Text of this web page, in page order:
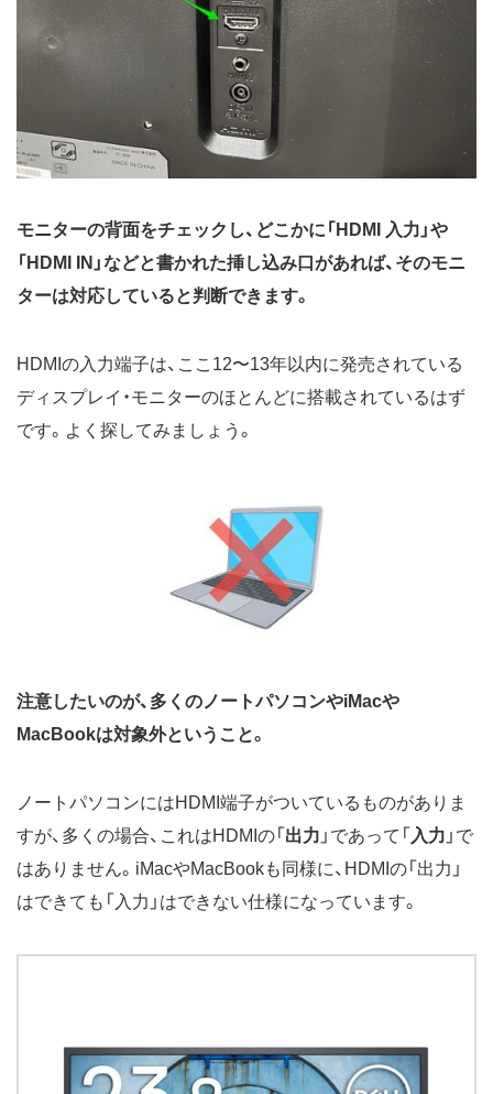
モニターの背面をチェックし、どこかに「HDMI 入力」や
「HDMI IN」などと書かれた挿し込み口があれば、そのモニ
ターは対応していると判断できます。
HDMIの入力端子は、ここ12〜13年以内に発売されている
ディスプレイ・モニターのほとんどに搭載されているはず
です。よく探してみましょう。
注意したいのが、多くのノートパソコンやiMacや
MacBookは対象外ということ。
ノートパソコンにはHDMI端子がついているものがありま
すが、多くの場合、これはHDMIの「 出力 」であって「 入力 」で
はありません。iMacやMacBookも同様に、HDMIの「出力」
はできても「入力」はできない仕様になっています。